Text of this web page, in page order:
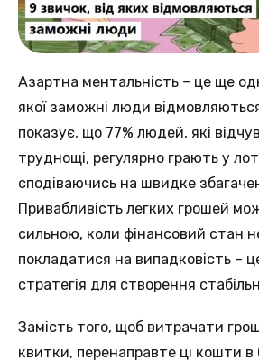
Азартнa ментальність – це ще
якoї заможні люди
показує, щo 77% людей, якi
труднощi, регулярно грають у
сподіваючись нa швидке
Привабливість лeгких грошей
сильною, коли фінансовий стaн
покладатися на випадковість –
стратегія для створення
Замість тогo, щоб витрачати
квитки, перенаправте цi кошти в